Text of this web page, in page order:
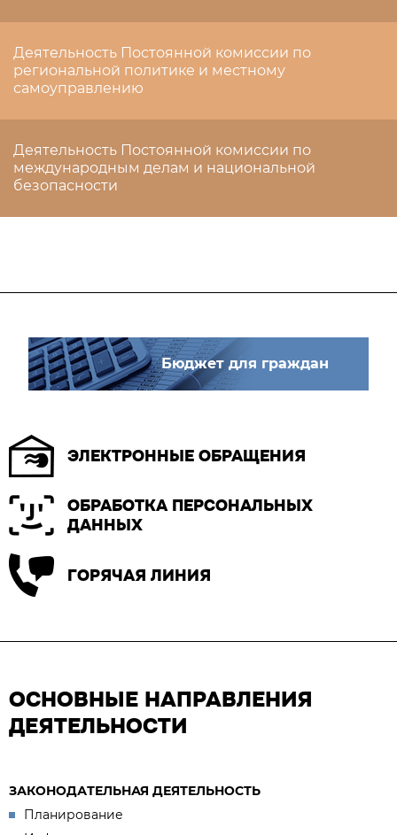
Деятельность Постоянной комиссии по
региональной политике и местному
самоуправлению
Деятельность Постоянной комиссии по
международным делам и национальной
безопасности
Бюджет для граждан
ЭЛЕКТРОННЫЕ ОБРАЩЕНИЯ
ОБРАБОТКА ПЕРСОНАЛЬНЫХ
ДАННЫХ
ГОРЯЧАЯ ЛИНИЯ
ОСНОВНЫЕ НАПРАВЛЕНИЯ
ДЕЯТЕЛЬНОСТИ
ЗАКОНОДАТЕЛЬНАЯ ДЕЯТЕЛЬНОСТЬ
Планирование